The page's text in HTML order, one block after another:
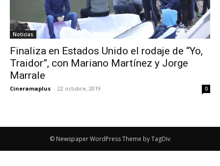
Noticias
Finaliza en Estados Unido el rodaje de “Yo,
Traidor”, con Mariano Martínez y Jorge
Marrale
Cineramaplus - 22 octubre, 2019 0
© Newspaper WordPress Theme by TagDiv